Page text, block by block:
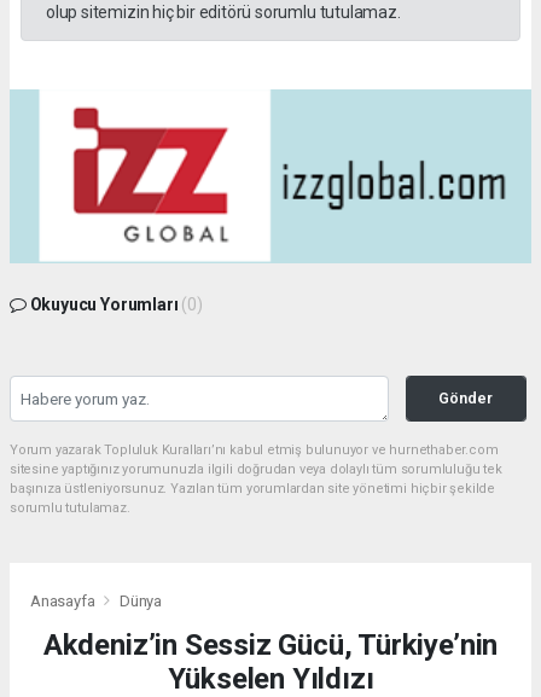
olup sitemizin hiç bir editörü sorumlu tutulamaz.
Okuyucu Yorumları (0)
Gönder
Yorum yazarak Topluluk Kuralları’nı kabul etmiş bulunuyor ve hurnethaber.com
sitesine yaptığınız yorumunuzla ilgili doğrudan veya dolaylı tüm sorumluluğu tek
başınıza üstleniyorsunuz. Yazılan tüm yorumlardan site yönetimi hiçbir şekilde
sorumlu tutulamaz.
Anasayfa Dünya
Akdeniz’in Sessiz Gücü, Türkiye’nin
Yükselen Yıldızı